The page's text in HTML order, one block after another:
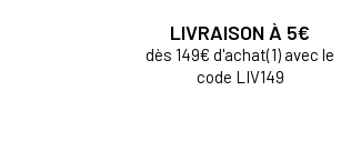
LIVRAISON À 5€
dès 149€ d'achat(1) avec le
code LIV149